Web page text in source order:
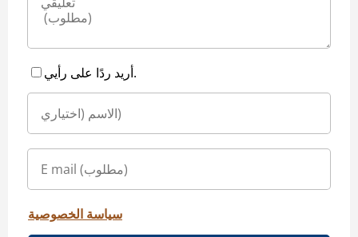
أريد ردًا على رأيي.
سياسة الخصوصية